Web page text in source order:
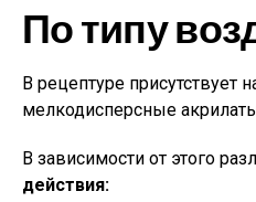
По типу
В рецептуре присутствует
мелкодисперсные
В зависимости от этого
действия: